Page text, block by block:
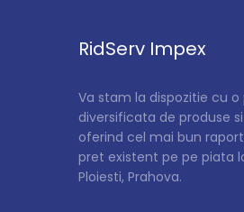
RidServ Impex
Va stam la dispozitie cu o
diversificata de produse
oferind cel mai bun
pret existent pe pe piata
Ploiesti, Prahova.